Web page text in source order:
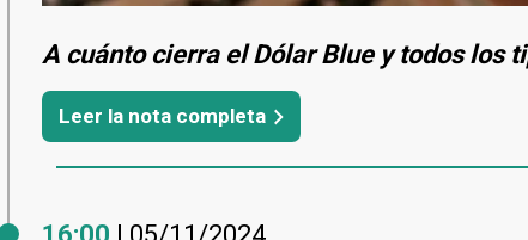
A cuánto cierra el Dólar Blue y todos los
Leer la nota completa